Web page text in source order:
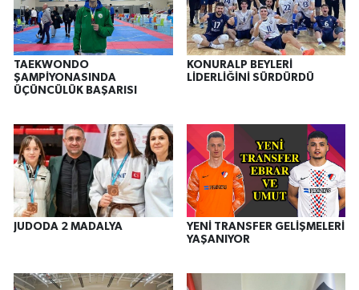
TAEKWONDO
ŞAMPİYONASINDA
ÜÇÜNCÜLÜK BAŞARISI
KONURALP BEYLERİ
LİDERLİĞİNİ SÜRDÜRDÜ
JUDODA 2 MADALYA
YENİ TRANSFER GELİŞMELERİ
YAŞANIYOR